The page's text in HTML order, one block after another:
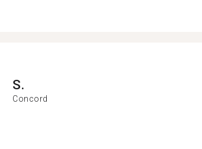
S.
Concord